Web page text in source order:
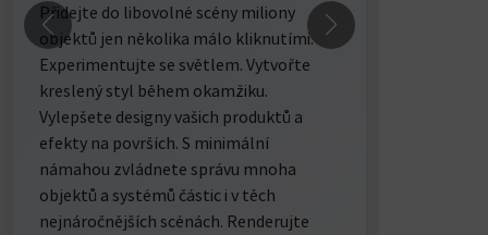
Přidejte do libovolné scény miliony
objektů jen několika málo kliknutími.
Experimentujte se světlem. Vytvořte
kreslený styl během okamžiku.
Vylepšete designy vašich produktů a
efekty na površích. S minimální
námahou zvládnete správu mnoha
objektů a systémů částic i v těch
nejnáročnějších scénách. Renderujte